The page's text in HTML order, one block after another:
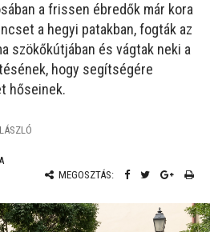
a frissen ébredők már kora
a hegyi patakban, fogták az
szökőkútjában és vágtak neki a
hogy segítségére
hőseinek.
MEGOSZTÁS: